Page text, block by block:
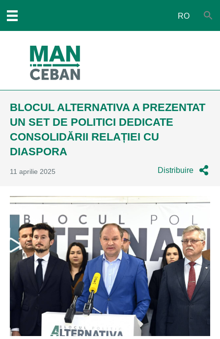
RO
BLOCUL ALTERNATIVA A PREZENTAT
UN SET DE POLITICI DEDICATE
CONSOLIDĂRII RELAȚIEI CU
DIASPORA
11 aprilie 2025 Distribuire